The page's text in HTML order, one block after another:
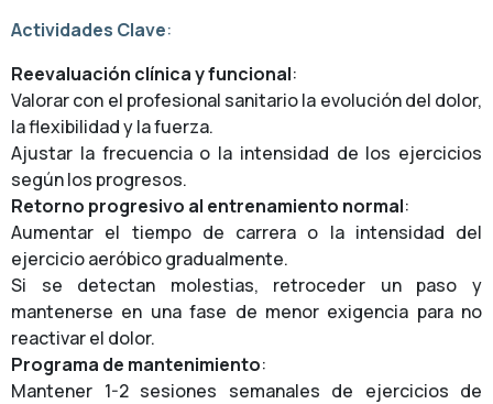
Actividades Clave:
Reevaluación clínica y funcional:
Valorar con el profesional sanitario la evolución del dolor,
la flexibilidad y la fuerza.
Ajustar la frecuencia o la intensidad de los ejercicios
según los progresos.
Retorno progresivo al entrenamiento normal:
Aumentar el tiempo de carrera o la intensidad del
ejercicio aeróbico gradualmente.
Si se detectan molestias, retroceder un paso y
mantenerse en una fase de menor exigencia para no
reactivar el dolor.
Programa de mantenimiento:
Mantener 1-2 sesiones semanales de ejercicios de